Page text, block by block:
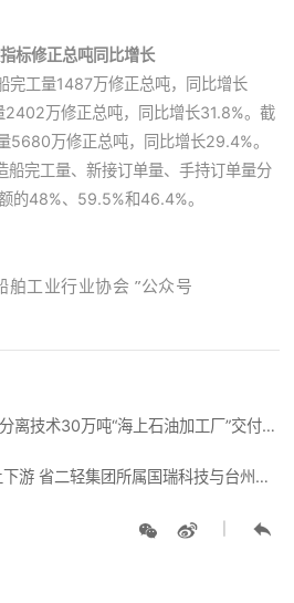
标修正总吨同比增长
完工量1487万修正总吨，同比增长
万修正总吨，同比增长31.8%。截
5680万修正总吨，同比增长29.4%。
船完工量、新接订单量、手持订单量分
的48%、59.5%和46.4%。
舶工业行业协会 ”公众号
上一篇：全球首艘高压海底分离技术30万吨“海上石油加工厂”交付，国瑞配套照明及小动力分电箱系统
下一篇：打通产业链 联动上下游 省二轻集团所属国瑞科技与台州三家企业签署战略合作协议